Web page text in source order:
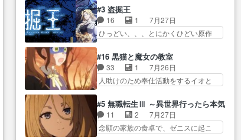
うとする姿も冬月… 3話までは主
人公がどうでもいいことでず
っ… 花火購入に浅草へ…行き当
たりばったり訪問…
手… 蘇生魔法ヤバイけどミミい
なかったら詰んで… アニメオタ
クあるある：作中に花が登場す
した！アリとセイ… ごめん、そ
ういう話がしたい作品じゃない
の… 第４話感想：その口止め効
果あるかな？ミミ…
大好きな１００人の彼女… 100カ
ノ版ラブライブ！？こういうのは
人… 俺、みんなのレッスン動画
をDVDが焼きき… アナウンス役
ア… 恋太郎ファミリーがガチで
アイドルに挑戦！… ギャグギャ
グしくもド直球で泣ける回来た
Girlfrien… 『アイドル伝説恋太郎
ファミリー』にて「ア… 安木路
佐ウル子役で出演いたしましたクォ
リ…
#3 盗掘王
16 1
7月27日
ひっどい、、、とにかくひどい原作
ることもあるのか結構面… 久野
美咲さんと言えば幼女！アイマスの
市原… 遼河は目的の為には人命
も軽視するタイプの… 4つのスキ
河… 村正はそんなおどろおどろ
しいエピソードあ… 気持ちよく
しようとしてるのはわかるけど。
#16 黒猫と魔女の教室
33 1
7月26日
人助けのため奉仕活動をするイオと
だけど、カストルが更に… イオ
とカストルの共通点は、魔法の制御
が出… 椋鳥の大群て…住民から
迷惑がられてない？… キングコ
#5 無職転生Ⅲ ～異世界行ったら本気だ
11 2
7月27日
念願の家族の食卓で、ゼニスに起こ